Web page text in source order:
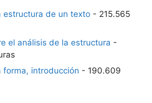
estructura de un texto - 215.565
el análisis de la estructura -
forma, introducción - 190.609